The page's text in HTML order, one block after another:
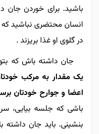
باشید. برای خوردن جان
انسان محتضری نباشید که
در گلوی او غذا بریزند .
جان داشته باش که
یک مقدار به مرکب
اعضا و جوارح خودتان
باشی که جلسه بیایی،
بنشینی. باید جان داشته